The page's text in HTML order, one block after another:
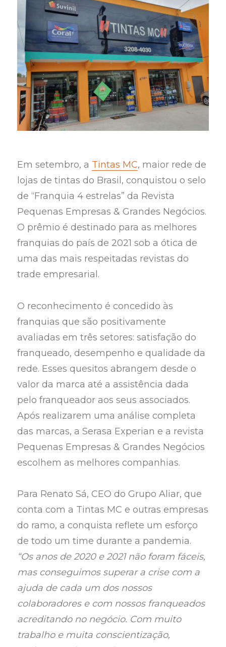
Em setembro, a Tintas MC, maior rede de
lojas de tintas do Brasil, conquistou o selo
de “Franquia 4 estrelas” da Revista
Pequenas Empresas & Grandes Negócios.
O prêmio é destinado para as melhores
franquias do país de 2021 sob a ótica de
uma das mais respeitadas revistas do
trade empresarial.
O reconhecimento é concedido às
franquias que são positivamente
avaliadas em três setores: satisfação do
franqueado, desempenho e qualidade da
rede. Esses quesitos abrangem desde o
valor da marca até a assistência dada
pelo franqueador aos seus associados.
Após realizarem uma análise completa
das marcas, a Serasa Experian e a revista
Pequenas Empresas & Grandes Negócios
escolhem as melhores companhias.
Para Renato Sá, CEO do Grupo Aliar, que
conta com a Tintas MC e outras empresas
do ramo, a conquista reflete um esforço
de todo um time durante a pandemia.
“Os anos de 2020 e 2021 não foram fáceis,
mas conseguimos superar a crise com a
ajuda de cada um dos nossos
colaboradores e com nossos franqueados
acreditando no negócio. Com muito
trabalho e muita conscientização,